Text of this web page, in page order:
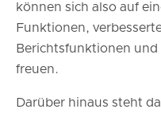
können sich also auf
Funktionen,
Berichtsfunktionen
freuen.
Darüber hinaus steht